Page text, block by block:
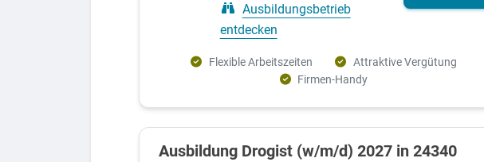
Ausbildungsbetrieb
entdecken
Flexible Arbeitszeiten
Attraktive Vergütung
Firmen-Handy
Ausbildung Drogist (w/m/d) 2027 in 24340